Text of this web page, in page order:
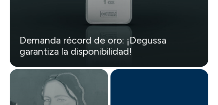
Demanda récord de oro: ¡Degussa
garantiza la disponibilidad!